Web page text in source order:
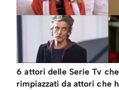
6 attori delle Serie Tv
rimpiazzati da attori che